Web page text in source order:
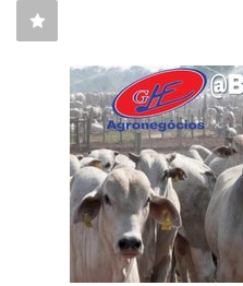
COLUNISTA
QUEM SOMOS
CONTATO
CONECTE-SE
REGISTO